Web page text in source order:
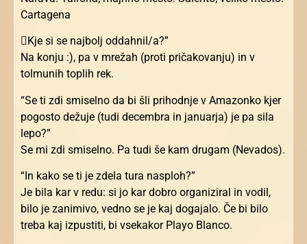
Cartagena
Kje si se najbolj oddahnil/a?”
Na konju :), pa v mrežah (proti pričakovanju) in v
tolmunih toplih rek.
“Se ti zdi smiselno da bi šli prihodnje v Amazonko kjer
pogosto dežuje (tudi decembra in januarja) je pa sila
lepo?”
Se mi zdi smiselno. Pa tudi še kam drugam (Nevados).
“In kako se ti je zdela tura nasploh?”
Je bila kar v redu: si jo kar dobro organiziral in vodil,
bilo je zanimivo, vedno se je kaj dogajalo. Če bi bilo
treba kaj izpustiti, bi vsekakor Playo Blanco.